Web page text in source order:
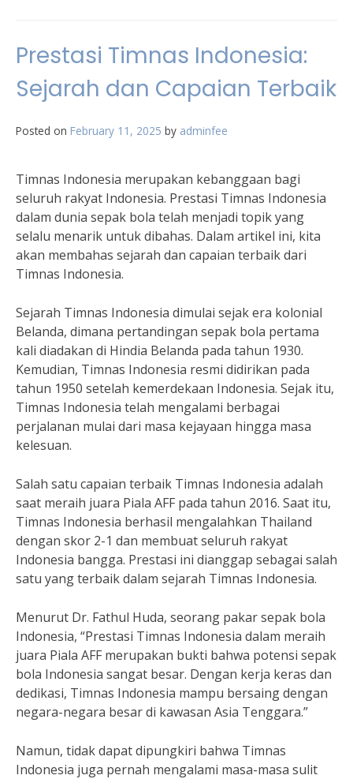
Prestasi Timnas Indonesia:
Sejarah dan Capaian Terbaik
Posted on February 11, 2025 by adminfee
Timnas Indonesia merupakan kebanggaan bagi
seluruh rakyat Indonesia. Prestasi Timnas Indonesia
dalam dunia sepak bola telah menjadi topik yang
selalu menarik untuk dibahas. Dalam artikel ini, kita
akan membahas sejarah dan capaian terbaik dari
Timnas Indonesia.
Sejarah Timnas Indonesia dimulai sejak era kolonial
Belanda, dimana pertandingan sepak bola pertama
kali diadakan di Hindia Belanda pada tahun 1930.
Kemudian, Timnas Indonesia resmi didirikan pada
tahun 1950 setelah kemerdekaan Indonesia. Sejak itu,
Timnas Indonesia telah mengalami berbagai
perjalanan mulai dari masa kejayaan hingga masa
kelesuan.
Salah satu capaian terbaik Timnas Indonesia adalah
saat meraih juara Piala AFF pada tahun 2016. Saat itu,
Timnas Indonesia berhasil mengalahkan Thailand
dengan skor 2-1 dan membuat seluruh rakyat
Indonesia bangga. Prestasi ini dianggap sebagai salah
satu yang terbaik dalam sejarah Timnas Indonesia.
Menurut Dr. Fathul Huda, seorang pakar sepak bola
Indonesia, “Prestasi Timnas Indonesia dalam meraih
juara Piala AFF merupakan bukti bahwa potensi sepak
bola Indonesia sangat besar. Dengan kerja keras dan
dedikasi, Timnas Indonesia mampu bersaing dengan
negara-negara besar di kawasan Asia Tenggara.”
Namun, tidak dapat dipungkiri bahwa Timnas
Indonesia juga pernah mengalami masa-masa sulit